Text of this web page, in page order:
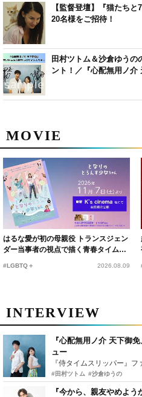
MOVIE
はるな愛が初の母親役 トランスジェン
ダー当事者の視点で描く青春タイムス
#LGBTQ＋ 2026.08.09
INTERVIEW
『心配無用ノ介 天下御
ュー
#田村ツトム #沙倉ゆうの
『今から、親友やめよ
【監督登壇】『猫たち
20名様をご招待！
田村ツトム＆沙倉ゆうの
ント！／『心配無用ノ介